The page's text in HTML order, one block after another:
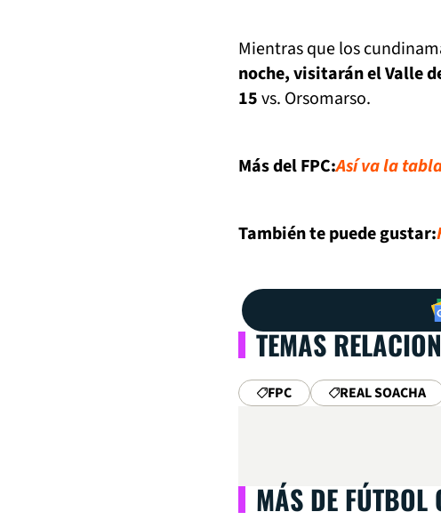
Mientras que los
noche, visitarán el Valle
15vs. Orsomarso.
Más del FPC:Así va la
También te puede gustar:
TEMAS
FPC REAL SOACHA
MÁS DE FÚTBOL